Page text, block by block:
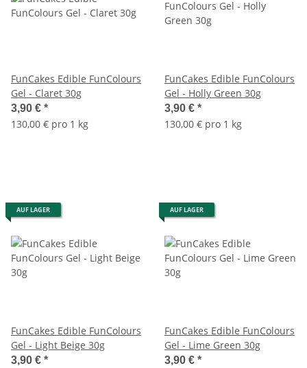
FunCakes Edible FunColours
Gel - Claret 30g
3,90 € *
130,00 € pro 1 kg
FunCakes Edible FunColours
Gel - Holly Green 30g
3,90 € *
130,00 € pro 1 kg
AUF LAGER
FunCakes Edible FunColours
Gel - Light Beige 30g
3,90 € *
AUF LAGER
FunCakes Edible FunColours
Gel - Lime Green 30g
3,90 € *